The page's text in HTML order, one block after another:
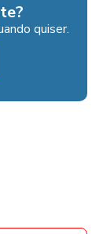
quiser.